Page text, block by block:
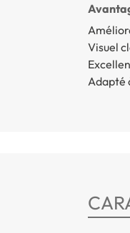
Visuel
Adapté